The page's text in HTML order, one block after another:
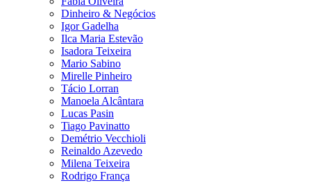
Dinheiro & Negócios
Igor Gadelha
Ilca Maria Estevão
Isadora Teixeira
Mario Sabino
Mirelle Pinheiro
Tácio Lorran
Manoela Alcântara
Lucas Pasin
Tiago Pavinatto
Demétrio Vecchioli
Reinaldo Azevedo
Milena Teixeira
Rodrigo França